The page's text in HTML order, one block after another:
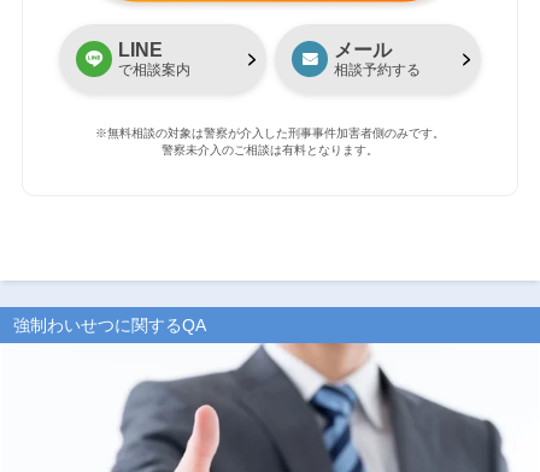
LINE
で相談案内
メール
相談予約する
※無料相談の対象は警察が介入した刑事事件加害者側のみです。
警察未介入のご相談は有料となります。
強制わいせつに関するQA